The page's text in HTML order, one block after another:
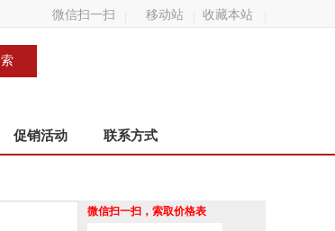
微信扫一扫 移动站 收藏本站
促销活动 联系方式
微信扫一扫，索取价格表